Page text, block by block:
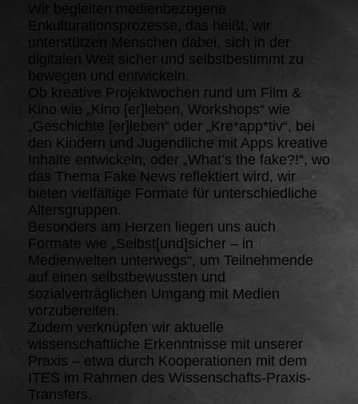
Wir begleiten medienbezogene
Enkulturationsprozesse, das heißt, wir
unterstützen Menschen dabei, sich in der
digitalen Welt sicher und selbstbestimmt zu
bewegen und entwickeln.
Ob kreative Projektwochen rund um Film &
Kino wie „Kino [er]leben, Workshops“ wie
„Geschichte [er]leben“ oder „Kre*app*tiv“, bei
den Kindern und Jugendliche mit Apps kreative
Inhalte entwickeln, oder „What’s the fake?!“, wo
das Thema Fake News reflektiert wird, wir
bieten vielfältige Formate für unterschiedliche
Altersgruppen.
Besonders am Herzen liegen uns auch
Formate wie „Selbst[und]sicher – in
Medienwelten unterwegs“, um Teilnehmende
auf einen selbstbewussten und
sozialverträglichen Umgang mit Medien
vorzubereiten.
Zudem verknüpfen wir aktuelle
wissenschaftliche Erkenntnisse mit unserer
Praxis – etwa durch Kooperationen mit dem
ITES im Rahmen des Wissenschafts-Praxis-
Transfers.